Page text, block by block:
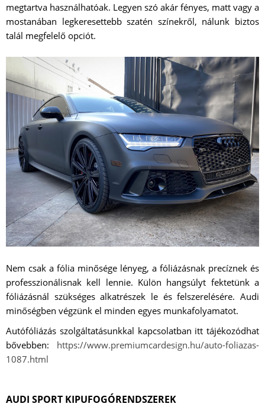
megtartva használhatóak. Legyen szó akár fényes, matt vagy a
mostanában legkeresettebb szatén színekről, nálunk biztos
talál megfelelő opciót.
Nem csak a fólia minősége lényeg, a fóliázásnak precíznek és
professzionálisnak kell lennie. Külön hangsúlyt fektetünk a
fóliázásnál szükséges alkatrészek le és felszerelésére. Audi
minőségben végzünk el minden egyes munkafolyamatot.
Autófóliázás szolgáltatásunkkal kapcsolatban itt tájékozódhat
bővebben: https://www.premiumcardesign.hu/auto-foliazas-
1087.html
AUDI SPORT KIPUFOGÓRENDSZEREK